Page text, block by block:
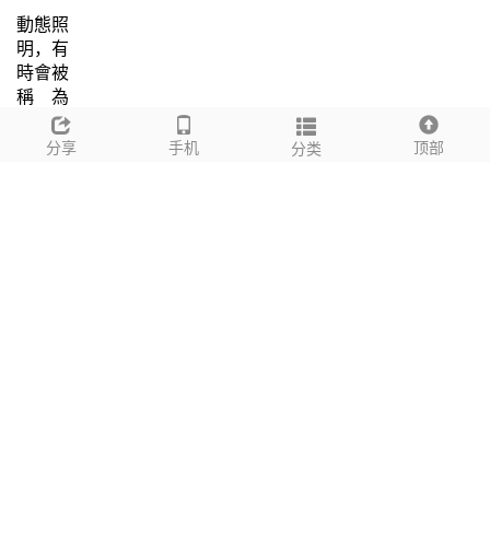
動態照
明，有
時會被
稱為
晝夜
規律照
分享 手机 分类 顶部